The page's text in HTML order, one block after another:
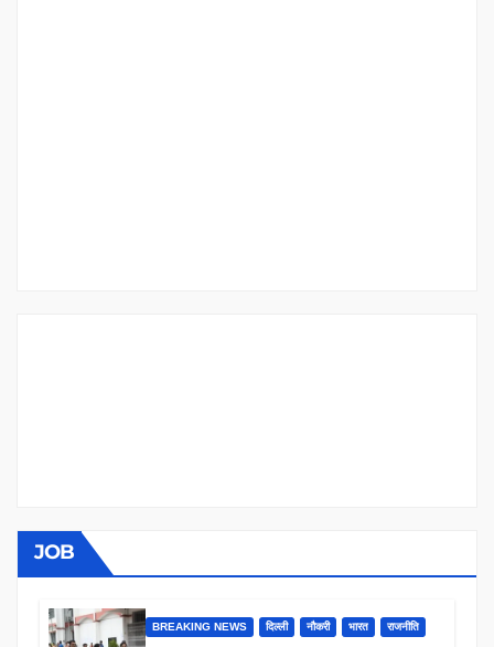
JOB
BREAKING NEWS दिल्ली नौकरी भारत राजनीति